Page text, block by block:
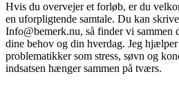
Hvis du overvejer et forløb, er du
en uforpligtende samtale. Du kan
Info@bemerk.nu, så finder vi sammen
dine behov og din hverdag. Jeg hjælper
problematikker som stress, søvn og
indsatsen hænger sammen på tværs.